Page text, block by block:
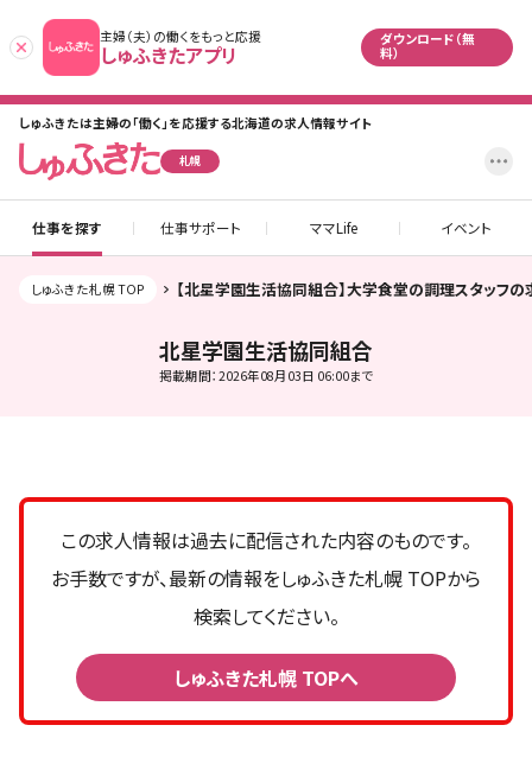
主婦（夫）の働くをもっと応援
しゅふきたアプリ
あとで
ダウンロード（無
料）
しゅふきたは主婦の「働く」を応援する北海道の求人情報サイト
札幌
仕事を探す 仕事サポート ママLife イベント
しゅふきた札幌 TOP 【北星学園生活協同組合】大学食堂の調理スタッフ
北星学園生活協同組合
掲載期間：2026年08月03日 06:00まで
この求人情報は過去に配信された内容のものです。
お手数ですが、最新の情報をしゅふきた札幌 TOPから
検索してください。
しゅふきた札幌 TOPへ